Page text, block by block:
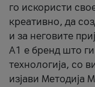
го искористи
креативно, да
и за неговите
А1 е бренд што ги
технологија, со
изјави Методија